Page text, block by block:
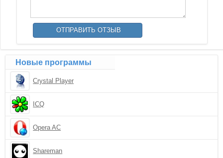
Новые программы
Crystal Player
ICQ
Opera AC
Shareman